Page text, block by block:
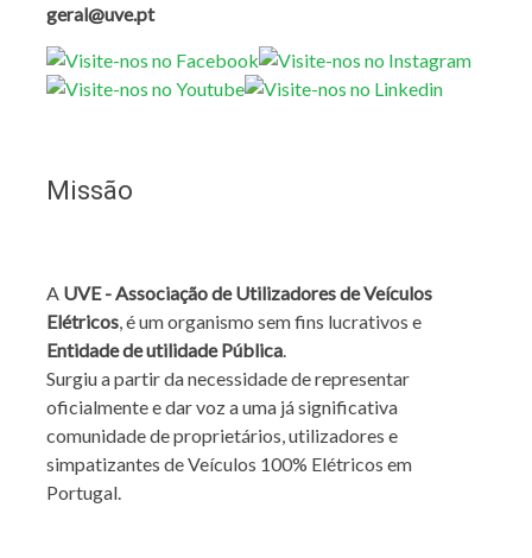
geral@uve.pt
Missão
A UVE - Associação de Utilizadores de Veículos
Elétricos, é um organismo sem fins lucrativos e
Entidade de utilidade Pública.
Surgiu a partir da necessidade de representar
oficialmente e dar voz a uma já significativa
comunidade de proprietários, utilizadores e
simpatizantes de Veículos 100% Elétricos em
Portugal.